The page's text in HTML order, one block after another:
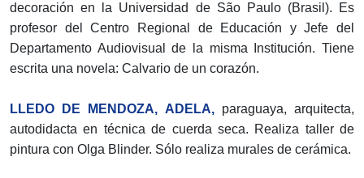
decoración en la Universidad de São Paulo (Brasil). Es
profesor del Centro Regional de Educación y Jefe del
Departamento Audiovisual de la misma Institución. Tiene
escrita una novela: Calvario de un corazón.
LLEDO DE MENDOZA, ADELA,paraguaya, arquitecta,
autodidacta en técnica de cuerda seca. Realiza taller de
pintura con Olga Blinder. Sólo realiza murales de cerámica.